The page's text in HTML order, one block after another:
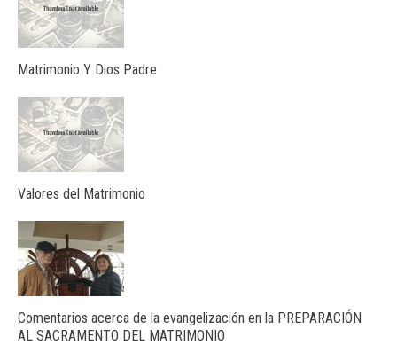
Matrimonio Y Dios Padre
Valores del Matrimonio
Comentarios acerca de la evangelización en la PREPARACIÓN
AL SACRAMENTO DEL MATRIMONIO